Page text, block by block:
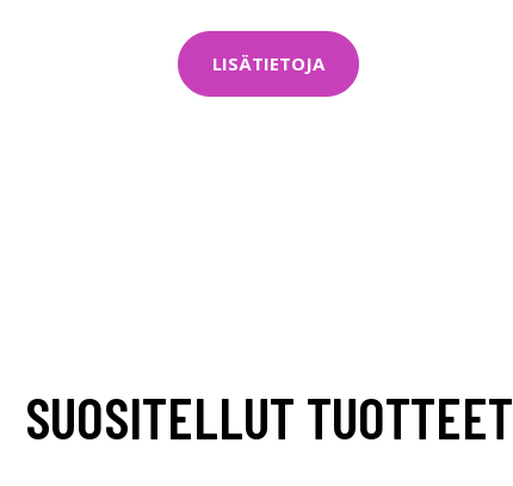
LISÄTIETOJA
SUOSITELLUT TUOTTEET